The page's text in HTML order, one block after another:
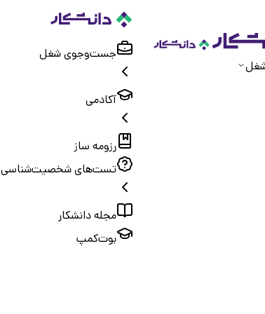
جست‌و‌جوی شغل
آکادمی
رزومه ساز
تست‌های شخصیت‌شناسی
مجله دانشکار
بوت‌کمپ